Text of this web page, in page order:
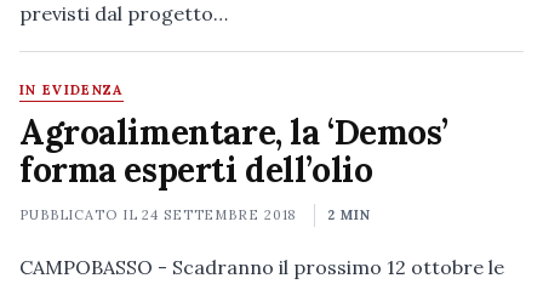
previsti dal progetto…
IN EVIDENZA
Agroalimentare, la ‘Demos’
forma esperti dell’olio
PUBBLICATO IL24 SETTEMBRE 2018 2 MIN
CAMPOBASSO - Scadranno il prossimo 12 ottobre le